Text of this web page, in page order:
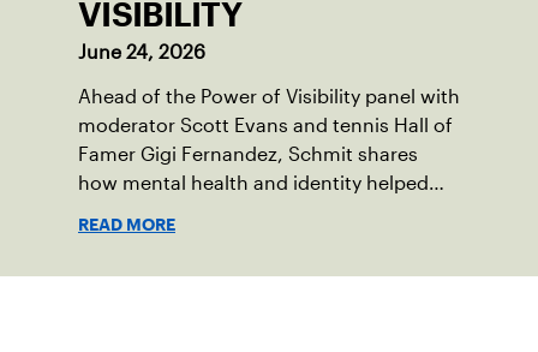
VISIBILITY
June 24, 2026
Ahead of the Power of Visibility panel with
moderator Scott Evans and tennis Hall of
Famer Gigi Fernandez, Schmit shares
how mental health and identity helped
READ MORE